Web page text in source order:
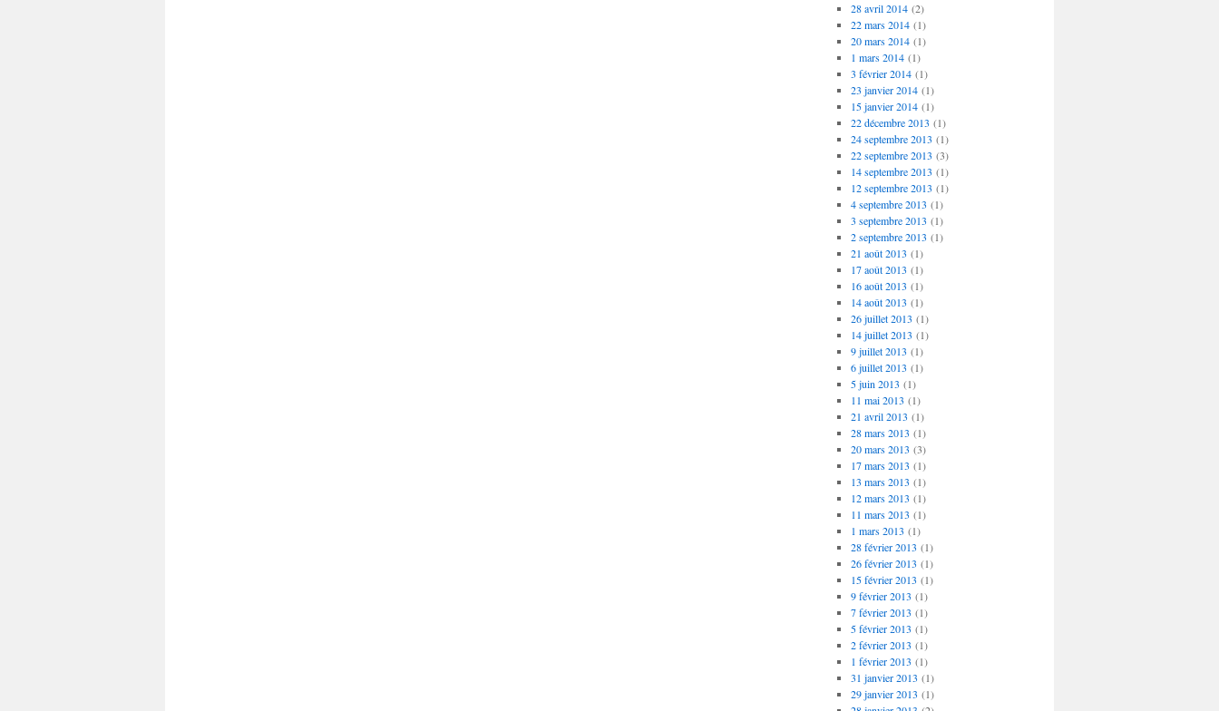
28 avril 2014(2)
22 mars 2014(1)
20 mars 2014(1)
1 mars 2014(1)
3 février 2014(1)
23 janvier 2014(1)
15 janvier 2014(1)
22 décembre 2013 (1)
24 septembre 2013 (1)
22 septembre 2013 (3)
14 septembre 2013 (1)
12 septembre 2013 (1)
4 septembre 2013 (1)
3 septembre 2013 (1)
2 septembre 2013 (1)
21 août 2013 (1)
17 août 2013 (1)
16 août 2013 (1)
14 août 2013 (1)
26 juillet 2013 (1)
14 juillet 2013 (1)
9 juillet 2013 (1)
6 juillet 2013 (1)
5 juin 2013 (1)
11 mai 2013 (1)
21 avril 2013 (1)
28 mars 2013 (1)
20 mars 2013 (3)
17 mars 2013 (1)
13 mars 2013 (1)
12 mars 2013 (1)
11 mars 2013 (1)
1 mars 2013 (1)
28 février 2013 (1)
26 février 2013 (1)
15 février 2013 (1)
9 février 2013 (1)
7 février 2013 (1)
5 février 2013 (1)
2 février 2013 (1)
1 février 2013 (1)
31 janvier 2013 (1)
29 janvier 2013 (1)